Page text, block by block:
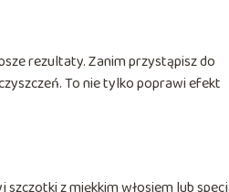
rezultaty. Zanim przystąpisz do
To nie tylko poprawi efekt